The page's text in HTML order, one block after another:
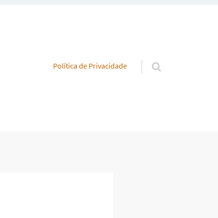
Pular para o conteúdo
Política de Privacidade